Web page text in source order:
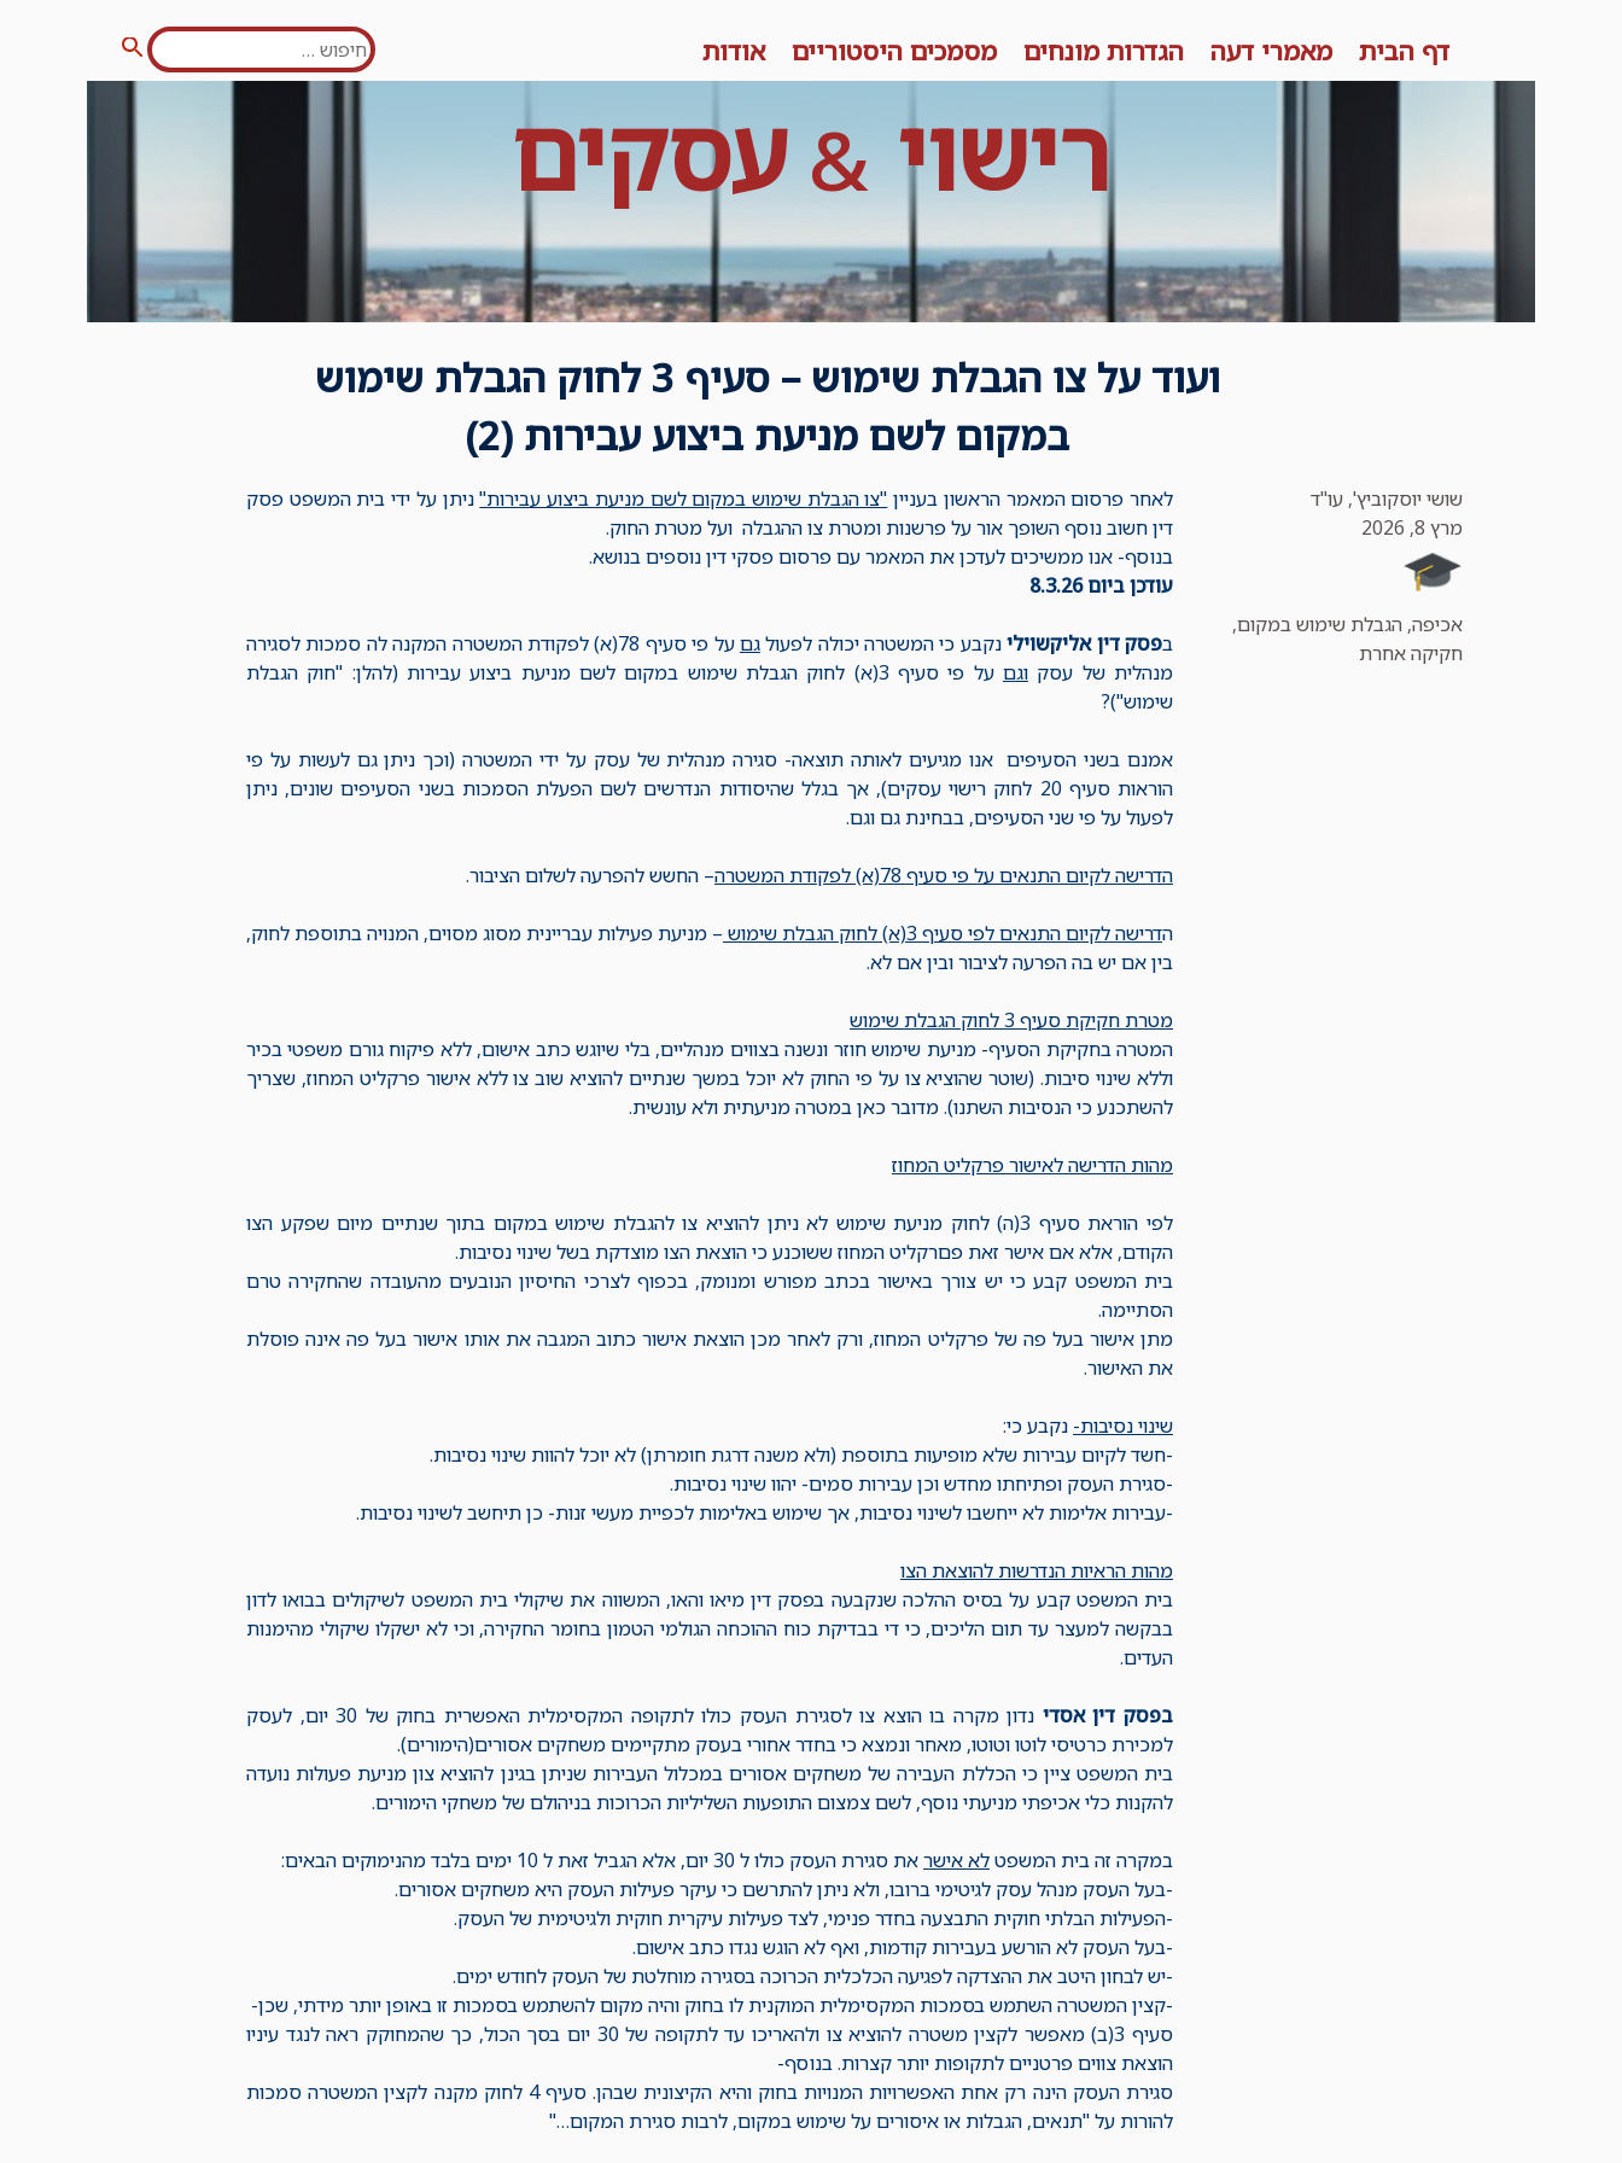
חפש:
חיפוש דף הבית מאמרי דעה הגדרות מונחים מסמכים היסטוריים אודות
רישוי&עסקים
ועוד על צו הגבלת שימוש – סעיף 3 לחוק הגבלת שימוש
במקום לשם מניעת ביצוע עבירות (2)
שושי יוסקוביץ', עו"ד
מרץ 8, 2026
קטגוריות
אכיפה, הגבלת שימוש במקום,
חקיקה אחרת
לאחר פרסום המאמר הראשון בעניין "צו הגבלת שימוש במקום לשם מניעת ביצוע עבירות"ניתן על ידי בית המשפט פסק
דין חשוב נוסף השופך אור על פרשנות ומטרת צו ההגבלה ועל מטרת החוק.
בנוסף- אנו ממשיכים לעדכן את המאמר עם פרסום פסקי דין נוספים בנושא.
עודכן ביום 8.3.26
בפסק דין אליקשוילינקבע כי המשטרה יכולה לפעולגם
על פי סעיף 78(א) לפקודת המשטרה המקנה לה סמכות לסגירה
מנהלית של עסק וגם
על פי סעיף 3(א) לחוק הגבלת שימוש במקום לשם מניעת ביצוע עבירות (להלן: "חוק הגבלת
שימוש")?
אמנם בשני הסעיפים אנו מגיעים לאותה תוצאה- סגירה מנהלית של עסק על ידי המשטרה (וכך ניתן גם לעשות על פי
הוראות סעיף 20 לחוק רישוי עסקים), אך בגלל שהיסודות הנדרשים לשם הפעלת הסמכות בשני הסעיפים שונים, ניתן
לפעול על פי שני הסעיפים, בבחינת גם וגם.
הדרישה לקיום התנאים על פי סעיף 78(א) לפקודת המשטרה – החשש להפרעה לשלום הציבור.
הדרישה לקיום התנאים לפי סעיף 3(א) לחוק הגבלת שימוש
– מניעת פעילות עבריינית מסוג מסוים, המנויה בתוספת לחוק,
בין אם יש בה הפרעה לציבור ובין אם לא.
מטרת חקיקת סעיף 3 לחוק הגבלת שימוש
המטרה בחקיקת הסעיף- מניעת שימוש חוזר ונשנה בצווים מנהליים, בלי שיוגש כתב אישום, ללא פיקוח גורם משפטי בכיר
וללא שינוי סיבות. (שוטר שהוציא צו על פי החוק לא יוכל במשך שנתיים להוציא שוב צו ללא אישור פרקליט המחוז, שצריך
להשתכנע כי הנסיבות השתנו). מדובר כאן במטרה מניעתית ולא עונשית.
מהות הדרישה לאישור פרקליט המחוז
לפי הוראת סעיף 3(ה) לחוק מניעת שימוש לא ניתן להוציא צו להגבלת שימוש במקום בתוך שנתיים מיום שפקע הצו
הקודם, אלא אם אישר זאת פםרקליט המחוז ששוכנע כי הוצאת הצו מוצדקת בשל שינוי נסיבות.
בית המשפט קבע כי יש צורך באישור בכתב מפורש ומנומק, בכפוף לצרכי החיסיון הנובעים מהעובדה שהחקירה טרם
הסתיימה.
מתן אישור בעל פה של פרקליט המחוז, ורק לאחר מכן הוצאת אישור כתוב המגבה את אותו אישור בעל פה אינה פוסלת
את האישור.
שינוי נסיבות- נקבע כי:
-חשד לקיום עבירות שלא מופיעות בתוספת (ולא משנה דרגת חומרתן) לא יוכל להוות שינוי נסיבות.
-סגירת העסק ופתיחתו מחדש וכן עבירות סמים- יהוו שינוי נסיבות.
-עבירות אלימות לא ייחשבו לשינוי נסיבות, אך שימוש באלימות לכפיית מעשי זנות- כן תיחשב לשינוי נסיבות.
מהות הראיות הנדרשות להוצאת הצו
בית המשפט קבע על בסיס ההלכה שנקבעה בפסק דין מיאו והאו, המשווה את שיקולי בית המשפט לשיקולים בבואו לדון
בבקשה למעצר עד תום הליכים, כי די בבדיקת כוח ההוכחה הגולמי הטמון בחומר החקירה, וכי לא ישקלו שיקולי מהימנות
העדים.
בפסק דין אסדי
נדון מקרה בו הוצא צו לסגירת העסק כולו לתקופה המקסימלית האפשרית בחוק של 30 יום, לעסק
למכירת כרטיסי לוטו וטוטו, מאחר ונמצא כי בחדר אחורי בעסק מתקיימים משחקים אסורים(הימורים).
בית המשפט ציין כי הכללת העבירה של משחקים אסורים במכלול העבירות שניתן בגינן להוציא צון מניעת פעולות נועדה
להקנות כלי אכיפתי מניעתי נוסף, לשם צמצום התופעות השליליות הכרוכות בניהולם של משחקי הימורים.
במקרה זה בית המשפטלא אישראת סגירת העסק כולו ל 30 יום, אלא הגביל זאת ל 10 ימים בלבד מהנימוקים הבאים:
-בעל העסק מנהל עסק לגיטימי ברובו, ולא ניתן להתרשם כי עיקר פעילות העסק היא משחקים אסורים.
-הפעילות הבלתי חוקית התבצעה בחדר פנימי, לצד פעילות עיקרית חוקית ולגיטימית של העסק.
-בעל העסק לא הורשע בעבירות קודמות, ואף לא הוגש נגדו כתב אישום.
-יש לבחון היטב את ההצדקה לפגיעה הכלכלית הכרוכה בסגירה מוחלטת של העסק לחודש ימים.
-קצין המשטרה השתמש בסמכות המקסימלית המוקנית לו בחוק והיה מקום להשתמש בסמכות זו באופן יותר מידתי, שכן-
סעיף 3(ב) מאפשר לקצין משטרה להוציא צו ולהאריכו עד לתקופה של 30 יום בסך הכול, כך שהמחוקק ראה לנגד עיניו
הוצאת צווים פרטניים לתקופות יותר קצרות. בנוסף-
סגירת העסק הינה רק אחת האפשרויות המנויות בחוק והיא הקיצונית שבהן. סעיף 4 לחוק מקנה לקצין המשטרה סמכות
להורות על "תנאים, הגבלות או איסורים על שימוש במקום, לרבות סגירת המקום…"